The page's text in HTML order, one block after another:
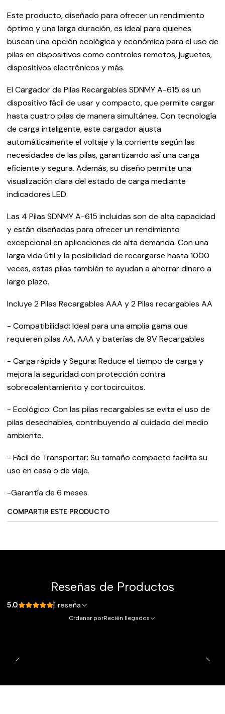
Este producto, diseñado para ofrecer un rendimiento
óptimo y una larga duración, es ideal para quienes
buscan una opción ecológica y económica para el uso de
pilas en dispositivos como controles remotos, juguetes,
dispositivos electrónicos y más.
El Cargador de Pilas Recargables SDNMY A-615 es un
dispositivo fácil de usar y compacto, que permite cargar
hasta cuatro pilas de manera simultánea. Con tecnología
de carga inteligente, este cargador ajusta
automáticamente el voltaje y la corriente según las
necesidades de las pilas, garantizando así una carga
eficiente y segura. Además, su diseño permite una
visualización clara del estado de carga mediante
indicadores LED.
Las 4 Pilas SDNMY A-615 incluidas son de alta capacidad
y están diseñadas para ofrecer un rendimiento
excepcional en aplicaciones de alta demanda. Con una
larga vida útil y la posibilidad de recargarse hasta 1000
veces, estas pilas también te ayudan a ahorrar dinero a
largo plazo.
Incluye 2 Pilas Recargables AAA y 2 Pilas recargables AA
- Compatibilidad: Ideal para una amplia gama que
requieren pilas AA, AAA y baterías de 9V Recargables
- Carga rápida y Segura: Reduce el tiempo de carga y
mejora la seguridad con protección contra
sobrecalentamiento y cortocircuitos.
- Ecológico: Con las pilas recargables se evita el uso de
pilas desechables, contribuyendo al cuidado del medio
ambiente.
- Fácil de Transportar: Su tamaño compacto facilita su
uso en casa o de viaje.
-Garantía de 6 meses.
COMPARTIR ESTE PRODUCTO
Reseñas de Productos
5.0 1 reseña
Ordenar porRecién llegados